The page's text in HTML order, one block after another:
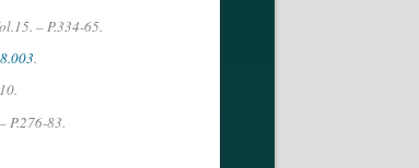
– P.334-65.
.
P.276-83.